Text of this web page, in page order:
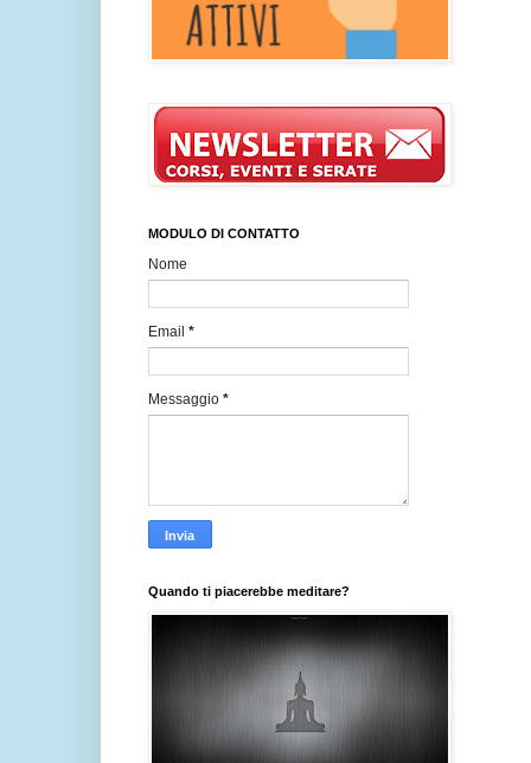
MODULO DI CONTATTO
Nome
Email *
Messaggio *
Quando ti piacerebbe meditare?